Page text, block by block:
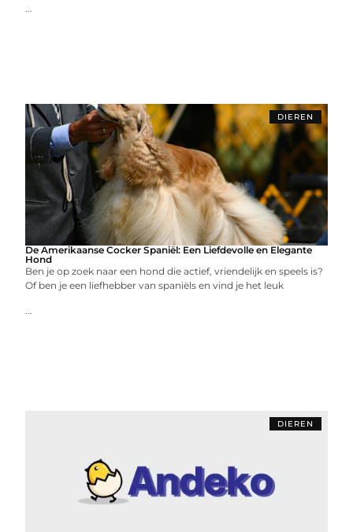
...
DIEREN
De Amerikaanse Cocker Spaniël: Een Liefdevolle en Elegante
Hond
Ben je op zoek naar een hond die actief, vriendelijk en speels is?
Of ben je een liefhebber van spaniëls en vind je het leuk
...
DIEREN